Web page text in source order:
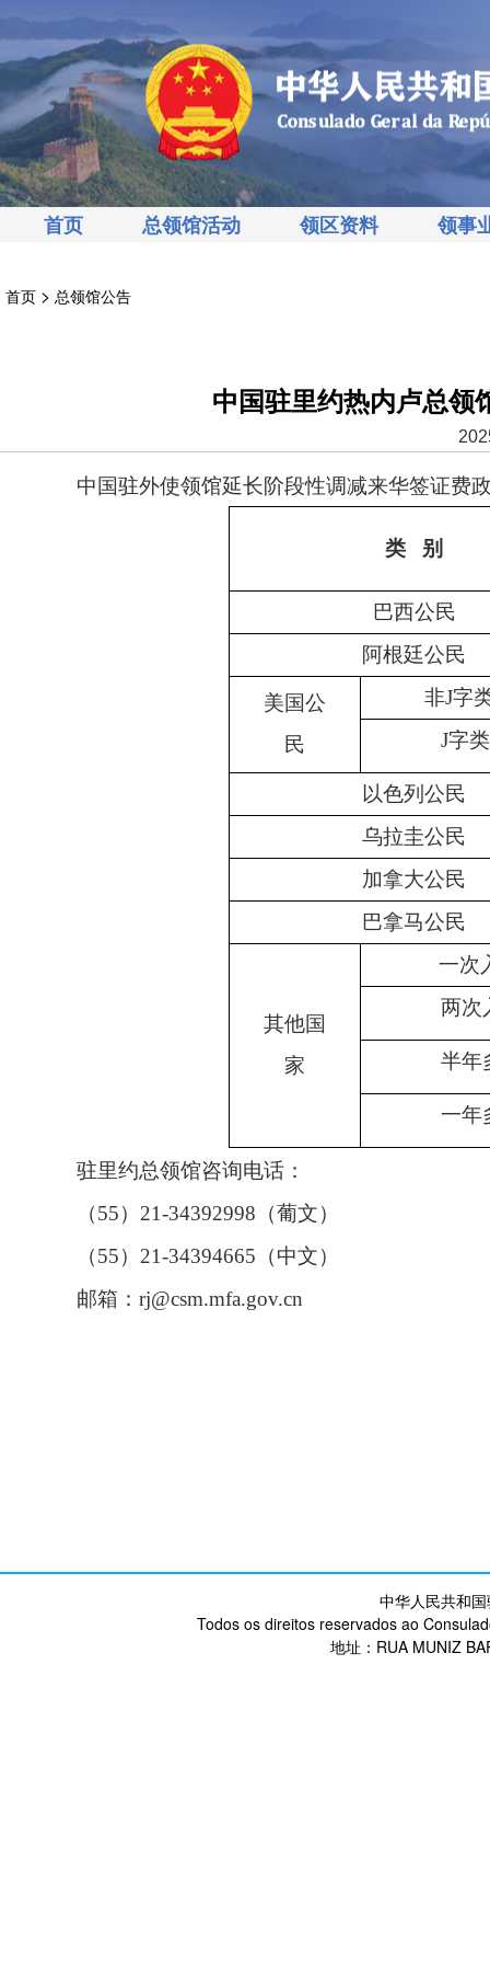
首页 总领馆活动 领区资料 领事
首页 > 总领馆公告
中国驻里约热内卢总领
中国驻外使领馆延长阶段性调减来华签证费
类 别
巴西公民
阿根廷公民
美国公
民
非J字
J字
以色列公民
乌拉圭公民
加拿大公民
巴拿马公民
其他国
家
一次
两次
半年
一年
驻里约总领馆咨询电话：
（55）21-34392998（葡文）
（55）21-34394665（中文）
邮箱：rj@csm.mfa.gov.cn
中华人民共和
Todos os direitos reservados ao
地址：RUA MUNIZ